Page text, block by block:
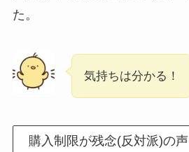
た。
気持ちは分かる！
購入制限が残念(反対派)の声